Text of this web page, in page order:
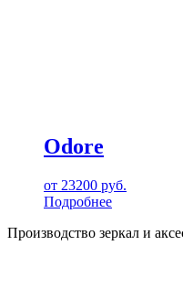
Odore
от 23200 руб.
Подробнее
Производство зеркал и